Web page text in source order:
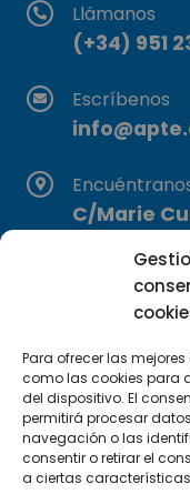
Para ofrecer las
como las cookies para
del dispositivo. El
permitirá procesar
navegación o las
consentir o retirar el
a ciertas
Llámanos
(+34) 951
Escríbenos
C/Marie
29590